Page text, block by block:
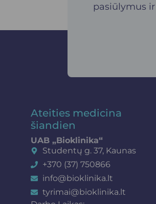
pasiūlymus
Ateities medicina
šiandien
UAB „Bioklinika“
Studentų g. 37, Kaunas
+370 (37) 750866
info@bioklinika.lt
tyrimai@bioklinika.lt